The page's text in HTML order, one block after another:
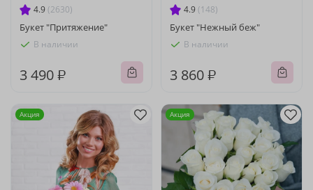
4.9 (2630)
Букет "Притяжение"
В наличии
3 490 ₽
4.9 (148)
Букет "Нежный беж"
В наличии
3 860 ₽
Акция Акция